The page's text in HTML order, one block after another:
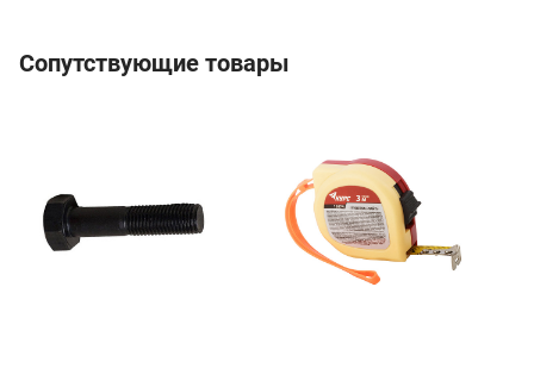
Сопутствующие товары